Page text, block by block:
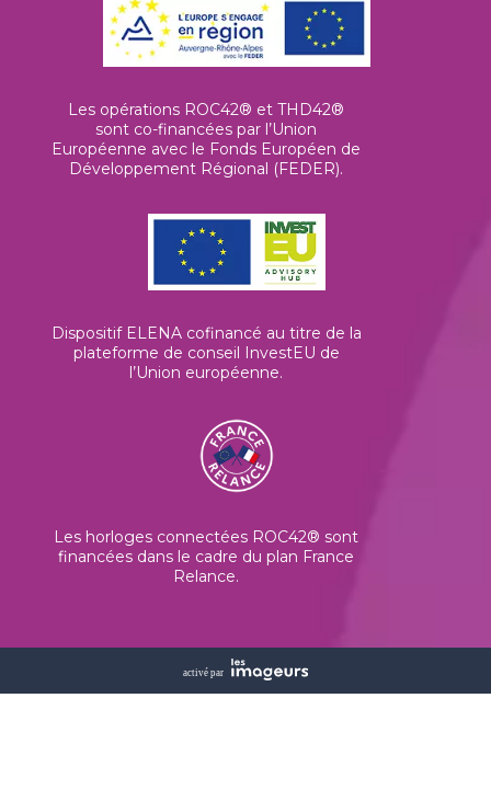
Les opérations ROC42® et THD42®
sont co-financées par l’Union
Européenne avec le Fonds Européen de
Développement Régional (FEDER).
Dispositif ELENA cofinancé au titre de la
plateforme de conseil InvestEU de
l’Union européenne.
Les horloges connectées ROC42® sont
financées dans le cadre du plan France
Relance.